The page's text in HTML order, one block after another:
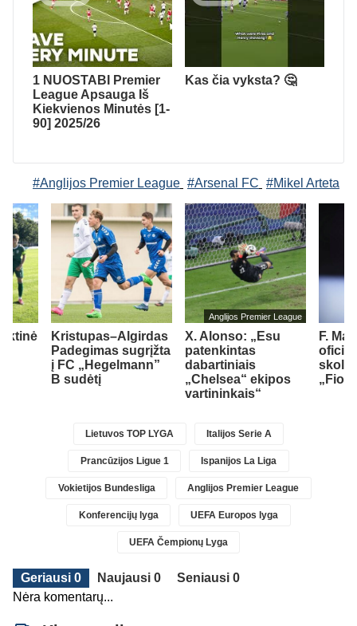
1 NUOSTABI Premier
League Apsauga Iš
Kiekvienos Minutės [1-
90] 2025/26
Kas čia vyksta? 🤔
#Anglijos Premier League #Arsenal FC #Mikel Arteta
Kristupas–Algirdas
Padegimas sugrįžta
į FC „Hegelmann”
B sudėtį
Anglijos Premier League
X. Alonso: „Esu
patenkintas
dabartiniais
„Chelsea“ ekipos
vartininkais“
F.
Lietuvos TOP LYGA Italijos Serie A
Prancūzijos Ligue 1 Ispanijos La Liga
Vokietijos Bundesliga Anglijos Premier League
Konferencijų lyga UEFA Europos lyga
UEFA Čempionų Lyga
Geriausi 0 Naujausi 0
Seniausi 0
Nėra komentarų...